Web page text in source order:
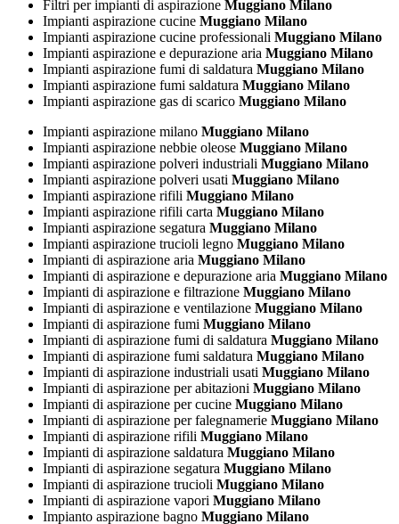
Filtri per impianti di aspirazione Muggiano Milano
Impianti aspirazione cucine Muggiano Milano
Impianti aspirazione cucine professionali Muggiano Milano
Impianti aspirazione e depurazione aria Muggiano Milano
Impianti aspirazione fumi di saldatura Muggiano Milano
Impianti aspirazione fumi saldatura Muggiano Milano
Impianti aspirazione gas di scarico Muggiano Milano
Impianti aspirazione milano Muggiano Milano
Impianti aspirazione nebbie oleose Muggiano Milano
Impianti aspirazione polveri industriali Muggiano Milano
Impianti aspirazione polveri usati Muggiano Milano
Impianti aspirazione rifili Muggiano Milano
Impianti aspirazione rifili carta Muggiano Milano
Impianti aspirazione segatura Muggiano Milano
Impianti aspirazione trucioli legno Muggiano Milano
Impianti di aspirazione aria Muggiano Milano
Impianti di aspirazione e depurazione aria Muggiano Milano
Impianti di aspirazione e filtrazione Muggiano Milano
Impianti di aspirazione e ventilazione Muggiano Milano
Impianti di aspirazione fumi Muggiano Milano
Impianti di aspirazione fumi di saldatura Muggiano Milano
Impianti di aspirazione fumi saldatura Muggiano Milano
Impianti di aspirazione industriali usati Muggiano Milano
Impianti di aspirazione per abitazioni Muggiano Milano
Impianti di aspirazione per cucine Muggiano Milano
Impianti di aspirazione per falegnamerie Muggiano Milano
Impianti di aspirazione rifili Muggiano Milano
Impianti di aspirazione saldatura Muggiano Milano
Impianti di aspirazione segatura Muggiano Milano
Impianti di aspirazione trucioli Muggiano Milano
Impianti di aspirazione vapori Muggiano Milano
Impianto aspirazione bagno Muggiano Milano